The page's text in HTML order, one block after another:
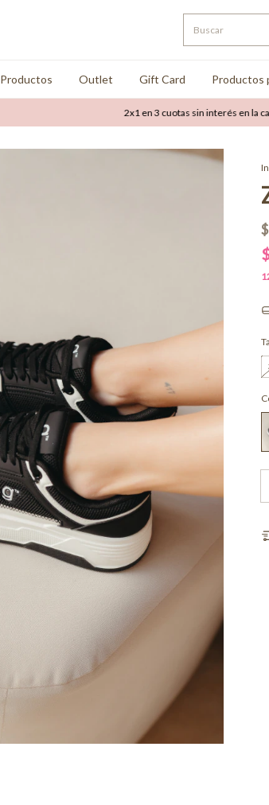
Productos Outlet Gift Card Productos
2x1 en 3 cuotas sin interés en la